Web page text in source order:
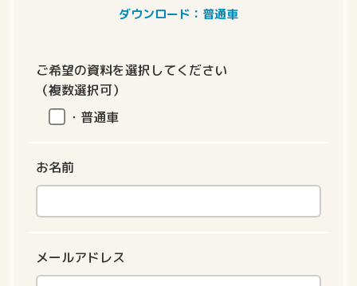
ダウンロード：普通車
ご希望の資料を選択してください
（複数選択可）
・普通車
お名前
メールアドレス